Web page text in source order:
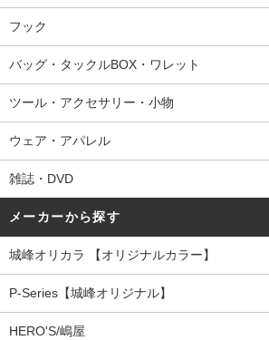
フック
バッグ・タックルBOX・ワレット
ツール・アクセサリー・小物
ウェア・アパレル
雑誌・DVD
メーカーから探す
城峰オリカラ 【オリジナルカラー】
P-Series【城峰オリジナル】
HERO'S/嶋屋